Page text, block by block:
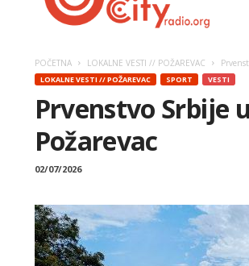
POČETNA LOKALNE VESTI // POŽAREVAC
LOKALNE VESTI // POŽAREVAC SPORT VESTI
Prvenstvo Srbije
Požarevac
02/07/2026